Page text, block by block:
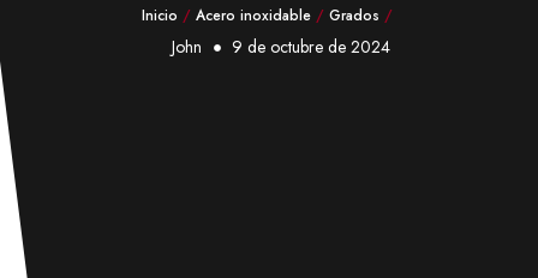
Inicio / Acero inoxidable/ Grados /
John 9 de octubre de 2024